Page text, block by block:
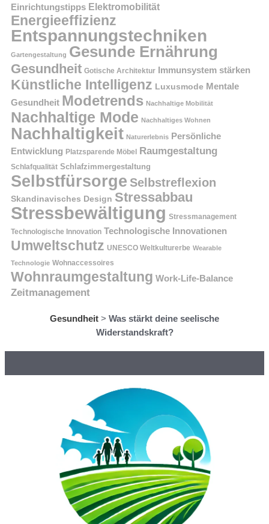
Einrichtungstipps Elektromobilität
Energieeffizienz
Entspannungstechniken
Gartengestaltung Gesunde Ernährung
Gesundheit Gotische Architektur Immunsystem stärken
Künstliche Intelligenz Luxusmode Mentale
Gesundheit Modetrends Nachhaltige Mobilität
Nachhaltige Mode Nachhaltiges Wohnen
Nachhaltigkeit Naturerlebnis Persönliche
Entwicklung Platzsparende Möbel Raumgestaltung
Schlafqualität Schlafzimmergestaltung
Selbstfürsorge Selbstreflexion
Skandinavisches Design Stressabbau
Stressbewältigung Stressmanagement
Technologische Innovation Technologische Innovationen
Umweltschutz UNESCO Weltkulturerbe Wearable
Technologie Wohnaccessoires
Wohnraumgestaltung Work-Life-Balance
Zeitmanagement
Gesundheit > Was stärkt deine seelische
Widerstandskraft?